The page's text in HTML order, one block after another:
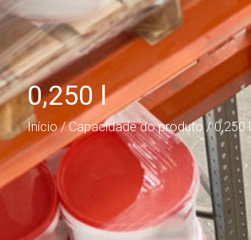
0,250 l
Início/ Capacidade do produto / 0,250 l